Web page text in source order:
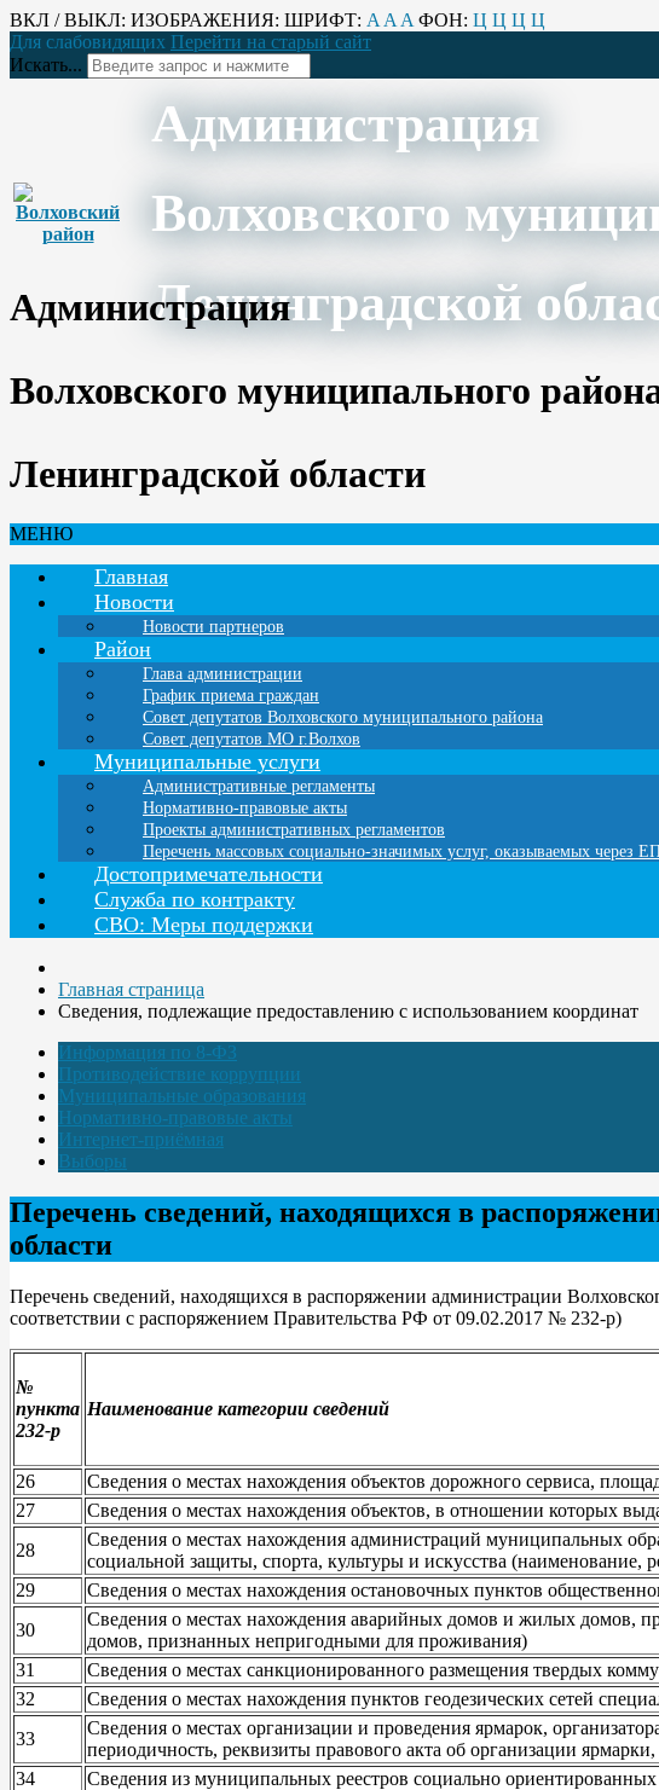
ВКЛ / ВЫКЛ: ИЗОБРАЖЕНИЯ: ШРИФТ: A A A ФОН: Ц Ц Ц Ц
Для слабовидящих Перейти на старый сайт
Искать...
Администрация
Волховского
Ленинградской
Администрация
Волховского муниципального
Ленинградской области
МЕНЮ
Главная
Новости
Новости партнеров
Район
Глава администрации
График приема граждан
Совет депутатов Волховского муниципального района
Совет депутатов МО г.Волхов
Муниципальные услуги
Административные регламенты
Нормативно-правовые акты
Проекты административных регламентов
Перечень массовых социально-значимых услуг, оказываемых через
Достопримечательности
Служба по контракту
СВО: Меры поддержки
Главная страница
Сведения, подлежащие предоставлению с использованием координат
Информация по 8-ФЗ
Противодействие коррупции
Муниципальные образования
Нормативно-правовые акты
Интернет-приёмная
Выборы
Перечень сведений, находящихся в
области
Перечень сведений, находящихся в распоряжении администрации
соответствии с распоряжением Правительства РФ от 09.02.2017 № 232-р)
№
пункта
232-р
Наименование категории сведений
26
Сведения о местах нахождения объектов дорожного сервиса,
27
Сведения о местах нахождения объектов, в отношении которых
28
Сведения о местах нахождения администраций муниципальных
социальной защиты, спорта, культуры и искусства (наименование,
29
Сведения о местах нахождения остановочных пунктов
30
Сведения о местах нахождения аварийных домов и жилых домов,
домов, признанных непригодными для проживания)
31
Сведения о местах санкционированного размещения твердых
32
Сведения о местах нахождения пунктов геодезических сетей
33
Сведения о местах организации и проведения ярмарок,
периодичность, реквизиты правового акта об организации
34
Сведения из муниципальных реестров социально